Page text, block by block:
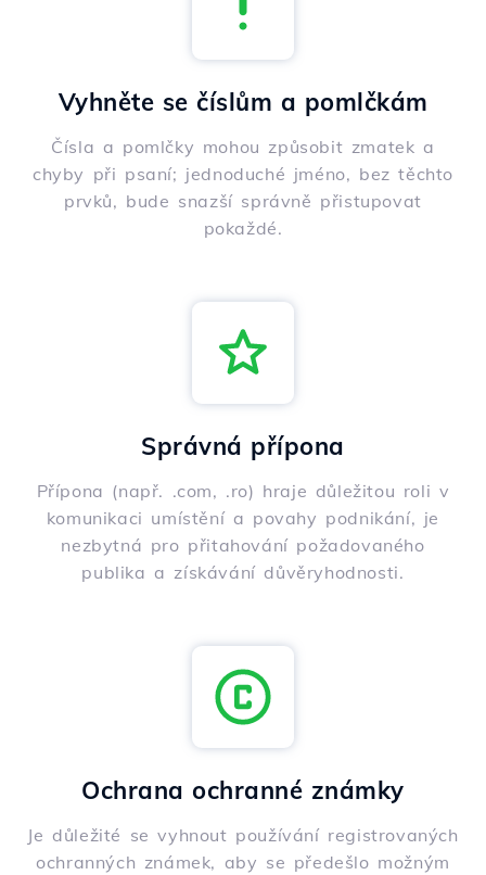
Vyhněte se číslům a pomlčkám
Čísla a pomlčky mohou způsobit zmatek a
chyby při psaní; jednoduché jméno, bez těchto
prvků, bude snazší správně přistupovat
pokaždé.
Správná přípona
Přípona (např. .com, .ro) hraje důležitou roli v
komunikaci umístění a povahy podnikání, je
nezbytná pro přitahování požadovaného
publika a získávání důvěryhodnosti.
Ochrana ochranné známky
Je důležité se vyhnout používání registrovaných
ochranných známek, aby se předešlo možným